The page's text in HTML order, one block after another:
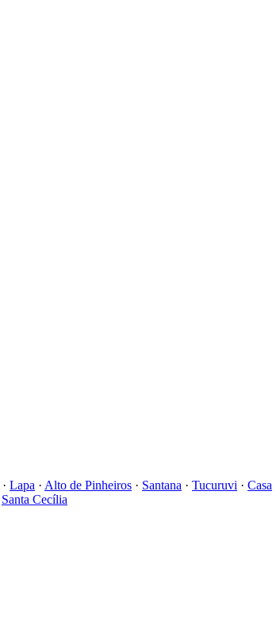
· Lapa · Alto de Pinheiros · Santana · Tucuruvi · Casa
Santa Cecília